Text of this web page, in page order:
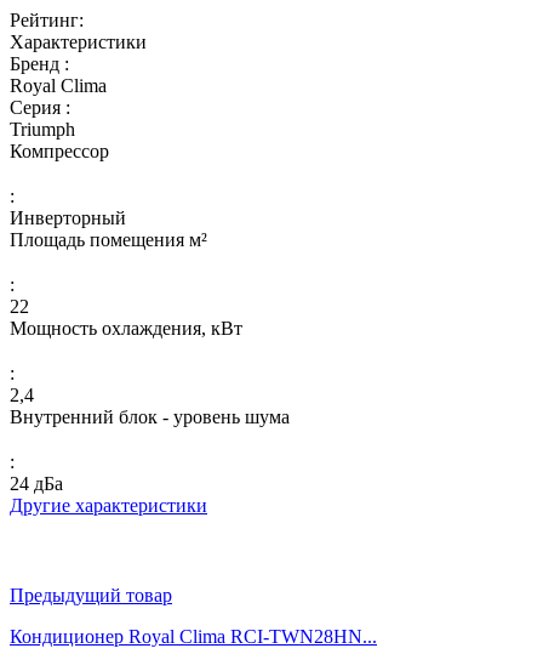
Рейтинг:
Характеристики
Бренд :
Royal Clima
Серия :
Triumph
Компрессор
:
Инверторный
Площадь помещения м²
:
22
Мощность охлаждения, кВт
:
2,4
Внутренний блок - уровень шума
:
24 дБа
Другие характеристики
Предыдущий товар
Кондиционер Royal Clima RCI-TWN28HN...